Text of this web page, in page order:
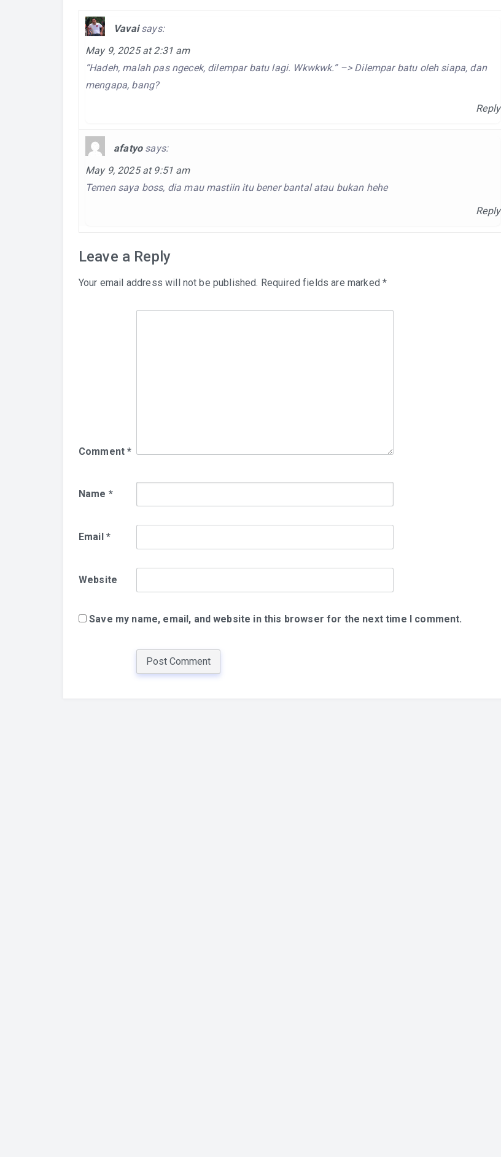
Vavai says:
May 9, 2025 at 2:31 am
“Hadeh, malah pas ngecek, dilempar batu lagi. Wkwkwk.” –> Dilempar batu oleh siapa, dan
mengapa, bang?
Reply
afatyo says:
May 9, 2025 at 9:51 am
Temen saya boss, dia mau mastiin itu bener bantal atau bukan hehe
Reply
Leave a Reply
Your email address will not be published. Required fields are marked*
Comment*
Name *
Email *
Website
Save my name, email, and website in this browser for the next time I comment.